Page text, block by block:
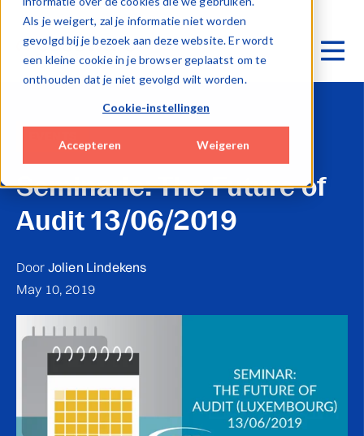
Als je weigert, zal je informatie niet worden
gevolgd bij je bezoek aan deze website. Er wordt
een kleine cookie in je browser geplaatst om te
onthouden dat je niet gevolgd wilt worden.
Cookie-instellingen
Accepteren Weigeren
Seminarie: The Future of
Audit 13/06/2019
Door Jolien Lindekens
May 10, 2019